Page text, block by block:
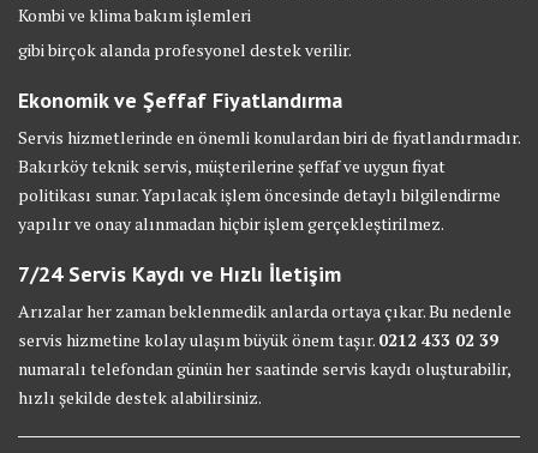
Kombi ve klima bakım işlemleri
gibi birçok alanda profesyonel destek verilir.
Ekonomik ve Şeffaf Fiyatlandırma
Servis hizmetlerinde en önemli konulardan biri de fiyatlandırmadır.
Bakırköy teknik servis, müşterilerine şeffaf ve uygun fiyat
politikası sunar. Yapılacak işlem öncesinde detaylı bilgilendirme
yapılır ve onay alınmadan hiçbir işlem gerçekleştirilmez.
7/24 Servis Kaydı ve Hızlı İletişim
Arızalar her zaman beklenmedik anlarda ortaya çıkar. Bu nedenle
servis hizmetine kolay ulaşım büyük önem taşır. 0212 433 02 39
numaralı telefondan günün her saatinde servis kaydı oluşturabilir,
hızlı şekilde destek alabilirsiniz.